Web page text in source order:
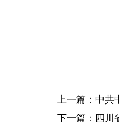
上一篇：中
下一篇：四川